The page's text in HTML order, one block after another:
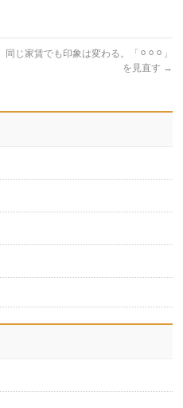
同じ家賃でも印象は変わる。「⚪︎⚪︎⚪︎」
を見直す →